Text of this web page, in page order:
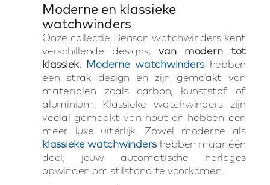
Moderne en klassieke
watchwinders
Onze collectie Benson watchwinders kent
verschillende designs,van modern tot
klassiek. Moderne watchwinders hebben
een strak design en zijn gemaakt van
materialen zoals carbon, kunststof of
aluminium. Klassieke watchwinders zijn
veelal gemaakt van hout en hebben een
meer luxe uiterlijk. Zowel moderne als
klassieke watchwinders hebben maar één
doel; jouw automatische horloges
opwinden om stilstand te voorkomen.